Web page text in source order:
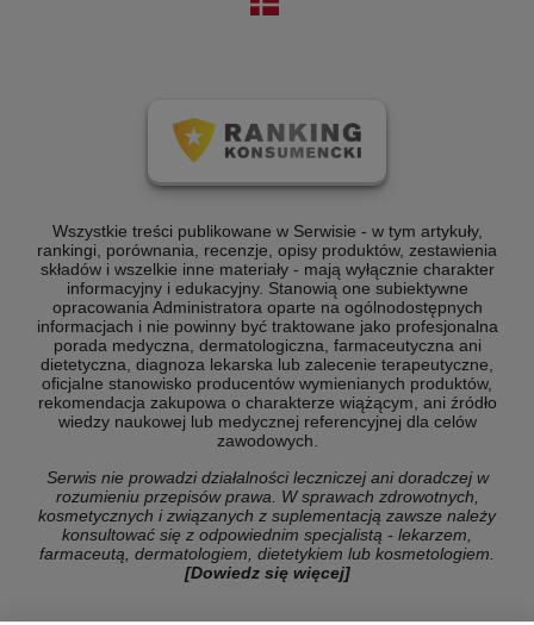
Wszystkie treści publikowane w Serwisie - w tym artykuły,
rankingi, porównania, recenzje, opisy produktów, zestawienia
składów i wszelkie inne materiały - mają wyłącznie charakter
informacyjny i edukacyjny. Stanowią one subiektywne
opracowania Administratora oparte na ogólnodostępnych
informacjach i nie powinny być traktowane jako profesjonalna
porada medyczna, dermatologiczna, farmaceutyczna ani
dietetyczna, diagnoza lekarska lub zalecenie terapeutyczne,
oficjalne stanowisko producentów wymienianych produktów,
rekomendacja zakupowa o charakterze wiążącym, ani źródło
wiedzy naukowej lub medycznej referencyjnej dla celów
zawodowych.
Serwis nie prowadzi działalności leczniczej ani doradczej w
rozumieniu przepisów prawa. W sprawach zdrowotnych,
kosmetycznych i związanych z suplementacją zawsze należy
konsultować się z odpowiednim specjalistą - lekarzem,
farmaceutą, dermatologiem, dietetykiem lub kosmetologiem.
[Dowiedz się więcej]